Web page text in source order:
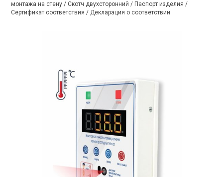
монтажа на стену / Скотч двухсторонний / Паспорт изделия /
Сертификат соответствия / Декларация о соответствии